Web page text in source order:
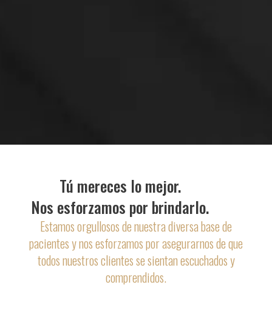
Tú mereces lo mejor.
Nos esforzamos por brindarlo.
Estamos orgullosos de nuestra diversa base de
pacientes y nos esforzamos por asegurarnos de que
todos nuestros clientes se sientan escuchados y
comprendidos.